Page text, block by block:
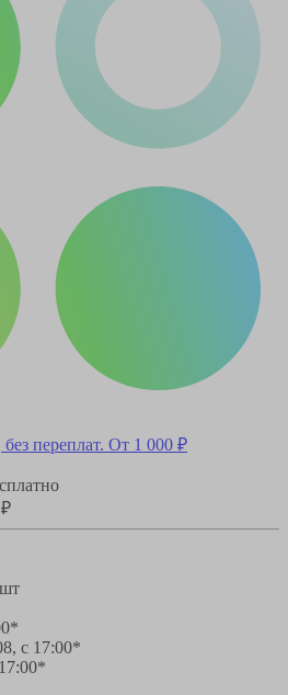
переплат. От 1 000 ₽
с 17:00*